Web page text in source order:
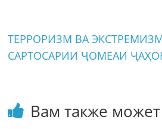
ТЕРРОРИЗМ ВА
САРТОСАРИИ ҶОМЕАИ
Вам также может